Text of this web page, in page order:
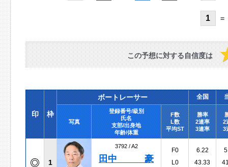
1 =
この予想に対する自信度は
印 枠
ボートレーサー 全国
写真
登録番号/級別
氏名
支部/出身地
年齢/体重
F数
L数
平均ST
勝率
2連率
3連率
2
3
1
3792 /A2
田中 豪
F0
L0
6.22
43.33